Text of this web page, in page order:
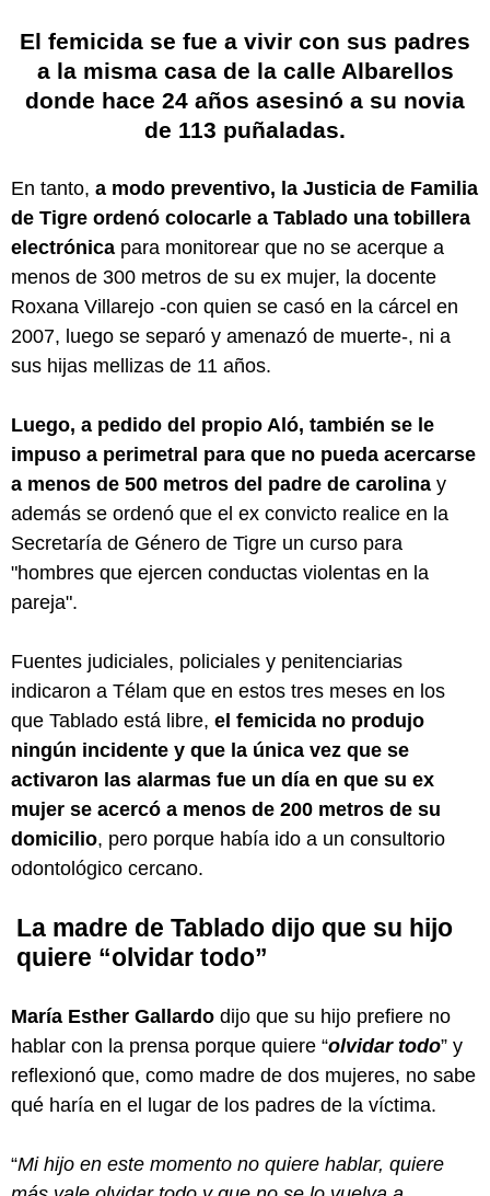
El femicida se fue a vivir con sus padres
a la misma casa de la calle Albarellos
donde hace 24 años asesinó a su novia
de 113 puñaladas.
En tanto, a modo preventivo, la Justicia de Familia
de Tigre ordenó colocarle a Tablado una tobillera
electrónica para monitorear que no se acerque a
menos de 300 metros de su ex mujer, la docente
Roxana Villarejo -con quien se casó en la cárcel en
2007, luego se separó y amenazó de muerte-, ni a
sus hijas mellizas de 11 años.
Luego, a pedido del propio Aló, también se le
impuso a perimetral para que no pueda acercarse
a menos de 500 metros del padre de carolina y
además se ordenó que el ex convicto realice en la
Secretaría de Género de Tigre un curso para
"hombres que ejercen conductas violentas en la
pareja".
Fuentes judiciales, policiales y penitenciarias
indicaron a Télam que en estos tres meses en los
que Tablado está libre, el femicida no produjo
ningún incidente y que la única vez que se
activaron las alarmas fue un día en que su ex
mujer se acercó a menos de 200 metros de su
domicilio, pero porque había ido a un consultorio
odontológico cercano.
La madre de Tablado dijo que su hijo
quiere “olvidar todo”
María Esther Gallardo dijo que su hijo prefiere no
hablar con la prensa porque quiere “olvidar todo” y
reflexionó que, como madre de dos mujeres, no sabe
qué haría en el lugar de los padres de la víctima.
“Mi hijo en este momento no quiere hablar, quiere